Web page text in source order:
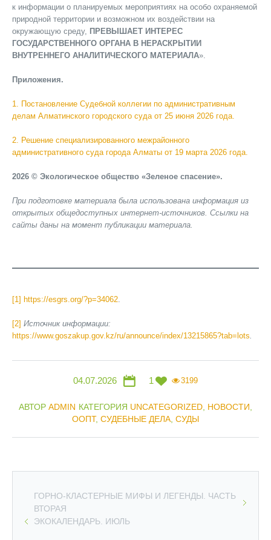
к информации о планируемых мероприятиях на особо охраняемой
природной территории и возможном их воздействии на
окружающую среду, ПРЕВЫШАЕТ ИНТЕРЕС
ГОСУДАРСТВЕННОГО ОРГАНА В НЕРАСКРЫТИИ
ВНУТРЕННЕГО АНАЛИТИЧЕСКОГО МАТЕРИАЛА».
Приложения.
1. Постановление Судебной коллегии по административным
делам Алматинского городского суда от 25 июня 2026 года.
2. Решение специализированного межрайонного
административного суда города Алматы от 19 марта 2026 года.
2026 © Экологическое общество «Зеленое спасение».
При подготовке материала была использована информация из
открытых общедоступных интернет-источников. Ссылки на
сайты даны на момент публикации материала.
[1] https://esgrs.org/?p=34062.
[2] Источник информации:
https://www.goszakup.gov.kz/ru/announce/index/13215865?tab=lots.
04.07.2026 1 3199
АВТОР ADMIN КАТЕГОРИЯ UNCATEGORIZED НОВОСТИ
ООПТ, СУДЕБНЫЕ ДЕЛА СУДЫ
ГОРНО-КЛАСТЕРНЫЕ МИФЫ И ЛЕГЕНДЫ. ЧАСТЬ
ВТОРАЯ
ЭКОКАЛЕНДАРЬ. ИЮЛЬ